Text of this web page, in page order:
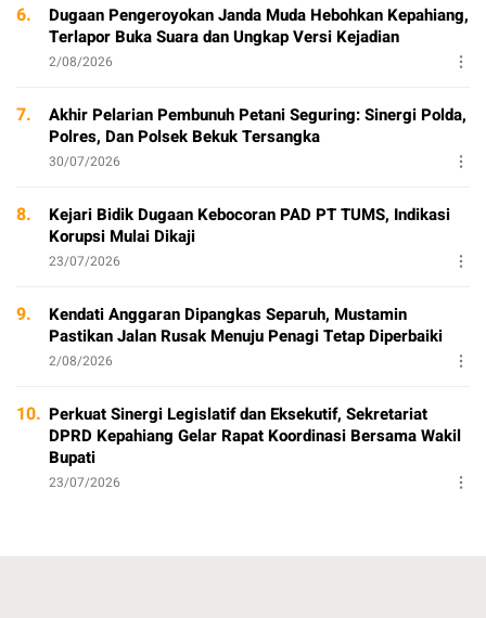
6.
Dugaan Pengeroyokan Janda Muda Hebohkan Kepahiang,
Terlapor Buka Suara dan Ungkap Versi Kejadian
2/08/2026
7.
Akhir Pelarian Pembunuh Petani Seguring: Sinergi Polda,
Polres, Dan Polsek Bekuk Tersangka
30/07/2026
8.
Kejari Bidik Dugaan Kebocoran PAD PT TUMS, Indikasi
Korupsi Mulai Dikaji
23/07/2026
9.
Kendati Anggaran Dipangkas Separuh, Mustamin
Pastikan Jalan Rusak Menuju Penagi Tetap Diperbaiki
2/08/2026
10. Perkuat Sinergi Legislatif dan Eksekutif, Sekretariat
DPRD Kepahiang Gelar Rapat Koordinasi Bersama Wakil
Bupati
23/07/2026